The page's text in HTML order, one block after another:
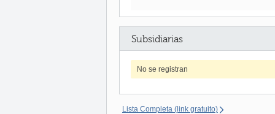
Subsidiarias
No se registran
Lista Completa (link gratuito)